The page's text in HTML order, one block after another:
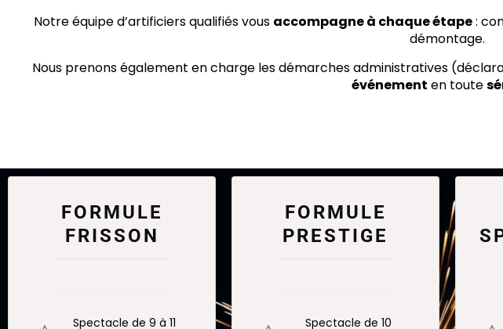
Notre équipe d’artificiers qualifiés vous accompagne à chaque étape:
démontage.
Nous prenons également en charge les démarches administratives
événement en toute
FORMULE
FRISSON
Spectacle de 9 à 11
FORMULE
PRESTIGE
Spectacle de 10